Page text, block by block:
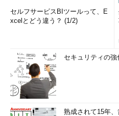
セルフサービスBIツールって、E
xcelとどう違う？ (1/2)
セキュリティの
熟成されて15年